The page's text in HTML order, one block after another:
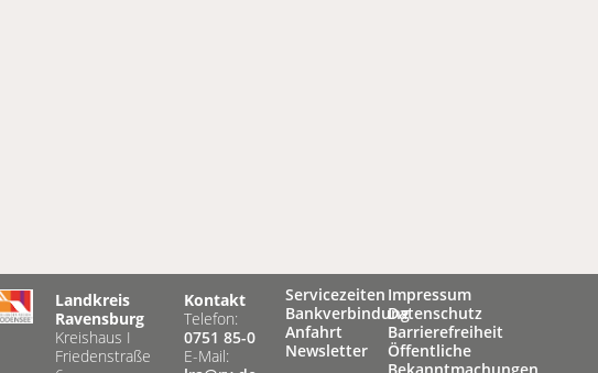
Landkreis
Ravensburg
Kreishaus I
Friedenstraße
Kontakt
Telefon:
0751 85-0
E-Mail:
Servicezeiten
Bankverbindung
Anfahrt
Newsletter
Impressum
Datenschutz
Barrierefreiheit
Öffentliche